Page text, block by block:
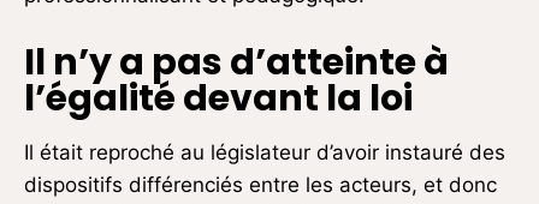
Il n’y a pas d’atteinte à
l’égalité devant la loi
Il était reproché au législateur d’avoir instauré des
dispositifs différenciés entre les acteurs, et donc